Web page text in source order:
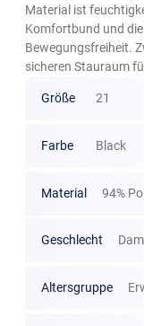
Material ist
Komfortbund und
Bewegungsfreiheit.
sicheren Stauraum
Größe 21
Farbe Black
Material 94%
Geschlecht
Altersgruppe